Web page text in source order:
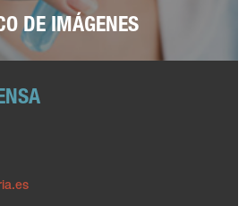
DE IMÁGENES